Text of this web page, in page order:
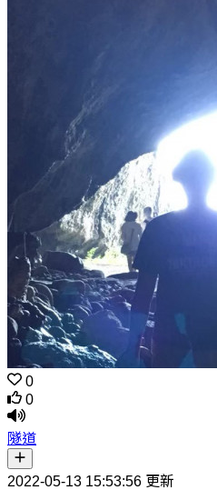
0
0
隧道
2022-05-13 15:53:56 更新